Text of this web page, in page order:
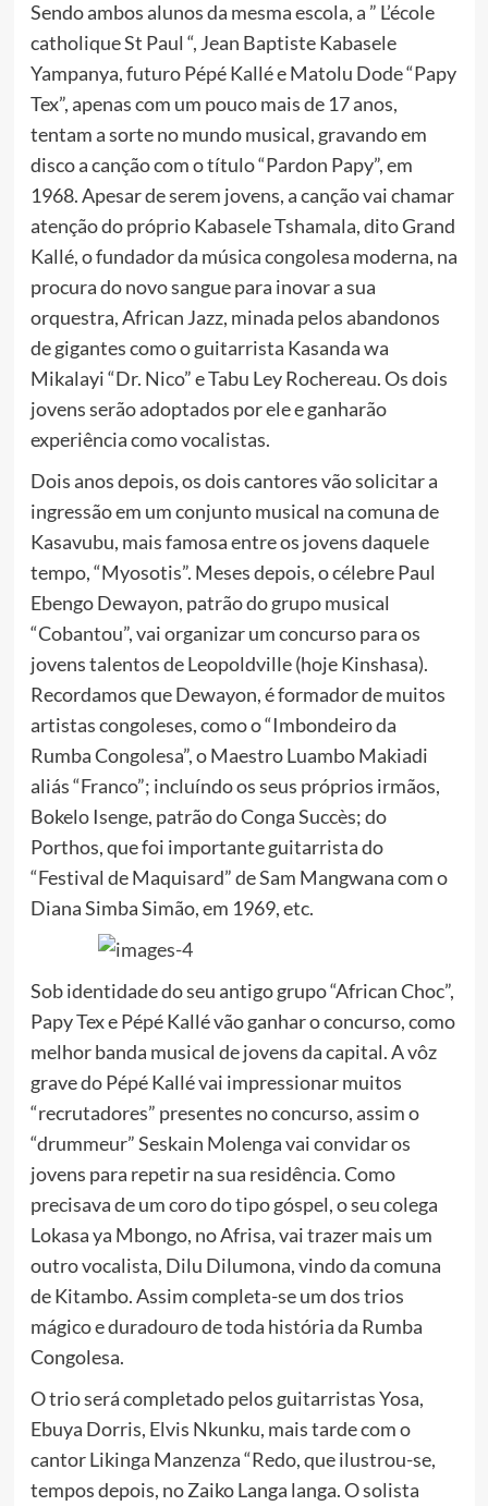
Sendo ambos alunos da mesma escola, a ” L’école
catholique St Paul “, Jean Baptiste Kabasele
Yampanya, futuro Pépé Kallé e Matolu Dode “Papy
Tex”, apenas com um pouco mais de 17 anos,
tentam a sorte no mundo musical, gravando em
disco a canção com o título “Pardon Papy”, em
1968. Apesar de serem jovens, a canção vai chamar
atenção do próprio Kabasele Tshamala, dito Grand
Kallé, o fundador da música congolesa moderna, na
procura do novo sangue para inovar a sua
orquestra, African Jazz, minada pelos abandonos
de gigantes como o guitarrista Kasanda wa
Mikalayi “Dr. Nico” e Tabu Ley Rochereau. Os dois
jovens serão adoptados por ele e ganharão
experiência como vocalistas.
Dois anos depois, os dois cantores vão solicitar a
ingressão em um conjunto musical na comuna de
Kasavubu, mais famosa entre os jovens daquele
tempo, “Myosotis”. Meses depois, o célebre Paul
Ebengo Dewayon, patrão do grupo musical
“Cobantou”, vai organizar um concurso para os
jovens talentos de Leopoldville (hoje Kinshasa).
Recordamos que Dewayon, é formador de muitos
artistas congoleses, como o “Imbondeiro da
Rumba Congolesa”, o Maestro Luambo Makiadi
aliás “Franco”; incluíndo os seus próprios irmãos,
Bokelo Isenge, patrão do Conga Succès; do
Porthos, que foi importante guitarrista do
“Festival de Maquisard” de Sam Mangwana com o
Diana Simba Simão, em 1969, etc.
Sob identidade do seu antigo grupo “African Choc”,
Papy Tex e Pépé Kallé vão ganhar o concurso, como
melhor banda musical de jovens da capital. A vôz
grave do Pépé Kallé vai impressionar muitos
“recrutadores” presentes no concurso, assim o
“drummeur” Seskain Molenga vai convidar os
jovens para repetir na sua residência. Como
precisava de um coro do tipo góspel, o seu colega
Lokasa ya Mbongo, no Afrisa, vai trazer mais um
outro vocalista, Dilu Dilumona, vindo da comuna
de Kitambo. Assim completa-se um dos trios
mágico e duradouro de toda história da Rumba
Congolesa.
O trio será completado pelos guitarristas Yosa,
Ebuya Dorris, Elvis Nkunku, mais tarde com o
cantor Likinga Manzenza “Redo, que ilustrou-se,
tempos depois, no Zaiko Langa langa. O solista